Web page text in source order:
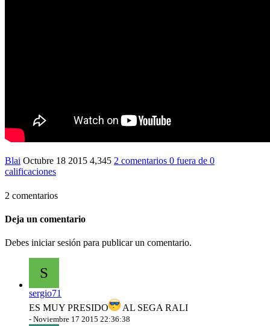
Blai Octubre 18 2015 4,345 2 comentarios 0 fuera de 0
calificaciones
2 comentarios
Deja un comentario
Debes iniciar sesión para publicar un comentario.
S
sergio71
ES MUY PRESIDO
AL SEGA RALI
- Noviembre 17 2015 22:36:38